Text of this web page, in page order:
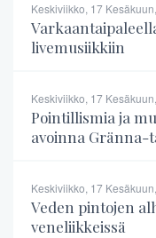
Keskiviikko, 17
livemusiikkiin
Keskiviikko, 17
Pointillismia ja
avoinna Gränna-
Keskiviikko, 17
Veden pintojen
veneliikkeissä